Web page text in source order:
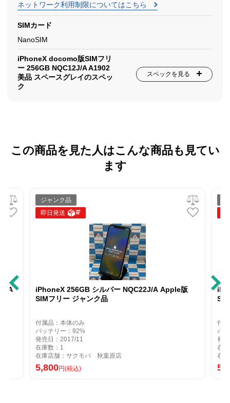
ネットワーク利用制限についてはこちら
SIMカード
NanoSIM
iPhoneX docomo版SIMフリ
ー 256GB NQC12J/A A1902
美品 スペースグレイのスペッ
ク
スペックを見る
この商品を見た人はこんな商品も見てい
ます
A
ジャンク品
即日発送
iPhoneX 256GB シルバー NQC22J/A Apple版
SIMフリー ジャンク品
付属品：本体のみ
バッテリー：92%
発売日：2017/11
在庫数：1
在庫店舗：サクモバ 秋葉原店
5,800円(税込)
付
バ
発
在
在